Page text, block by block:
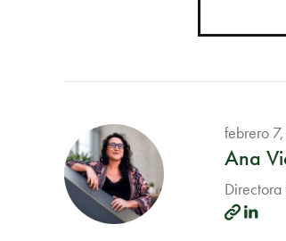
febrero
Ana